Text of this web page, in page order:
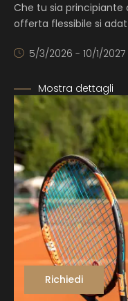
Che tu sia principiante
offerta flessibile si
5/3/2026 - 10/1/2027
Mostra dettagli
Richiedi